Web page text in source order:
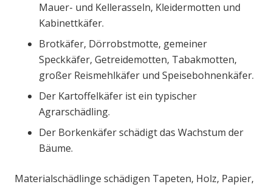
Mauer- und Kellerasseln, Kleidermotten und
Kabinettkäfer.
Brotkäfer, Dörrobstmotte, gemeiner
Speckkäfer, Getreidemotten, Tabakmotten,
großer Reismehlkäfer und Speisebohnenkäfer.
Der Kartoffelkäfer ist ein typischer
Agrarschädling.
Der Borkenkäfer schädigt das Wachstum der
Bäume.
Materialschädlinge schädigen Tapeten, Holz, Papier,